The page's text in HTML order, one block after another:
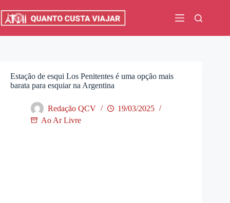
para
Estação de esqui Los Penitentes é uma opção mais
barata para esquiar na Argentina
Redação QCV
19/03/2025
Ao Ar Livre